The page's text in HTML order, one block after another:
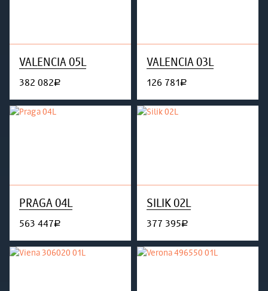
VALENCIA 05L
382 082руб.
VALENCIA 03L
126 781руб.
PRAGA 04L
563 447руб.
SILIK 02L
377 395руб.